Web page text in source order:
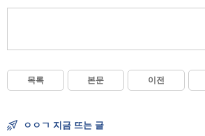
목록 본문 이전
ㅇㅇㄱ 지금 뜨는 글